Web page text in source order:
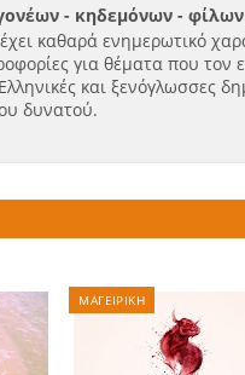
- κηδεμόνων -
καθαρά ενημερωτικό
για θέματα που τον
και ξενόγλωσσες
δυνατού.
ΜΑΓΕΙΡΙΚΗ